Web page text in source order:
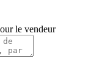
le vendeur